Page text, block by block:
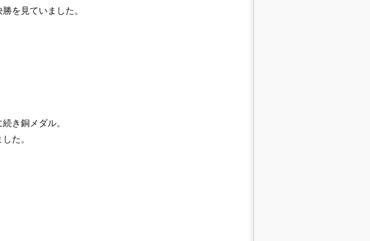
を見ていました。
き銅メダル。
た。